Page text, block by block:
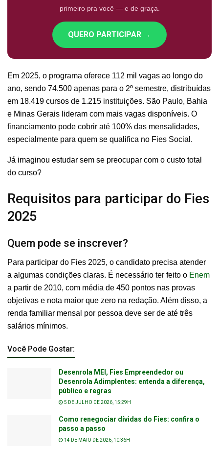
primeiro pra você — e de graça.
QUERO PARTICIPAR →
Em 2025, o programa oferece 112 mil vagas ao longo do
ano, sendo 74.500 apenas para o 2º semestre, distribuídas
em 18.419 cursos de 1.215 instituições. São Paulo, Bahia
e Minas Gerais lideram com mais vagas disponíveis. O
financiamento pode cobrir até 100% das mensalidades,
especialmente para quem se qualifica no Fies Social.
Já imaginou estudar sem se preocupar com o custo total
do curso?
Requisitos para participar do Fies
2025
Quem pode se inscrever?
Para participar do Fies 2025, o candidato precisa atender
a algumas condições claras. É necessário ter feito o Enem
a partir de 2010, com média de 450 pontos nas provas
objetivas e nota maior que zero na redação. Além disso, a
renda familiar mensal por pessoa deve ser de até três
salários mínimos.
Você Pode Gostar:
Desenrola MEI, Fies Empreendedor ou
Desenrola Adimplentes: entenda a diferença,
público e regras
5 DE JULHO DE 2026, 15:29H
Como renegociar dívidas do Fies: confira o
passo a passo
14 DE MAIO DE 2026, 10:36H